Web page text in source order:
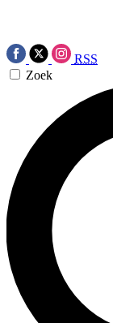
RSS
Zoek